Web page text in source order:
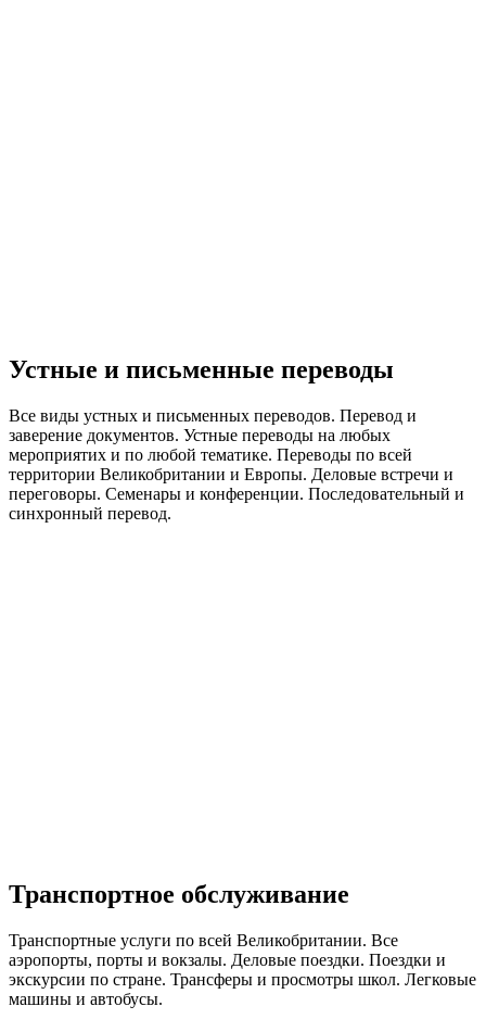
Устные и письменные переводы
Все виды устных и письменных переводов. Перевод и
заверение документов. Устные переводы на любых
мероприятих и по любой тематике. Переводы по всей
территории Великобритании и Европы. Деловые встречи и
переговоры. Семенары и конференции. Последовательный и
синхронный перевод.
Транспортное обслуживание
Транспортные услуги по всей Великобритании. Все
аэропорты, порты и вокзалы. Деловые поездки. Поездки и
экскурсии по стране. Трансферы и просмотры школ. Легковые
машины и автобусы.